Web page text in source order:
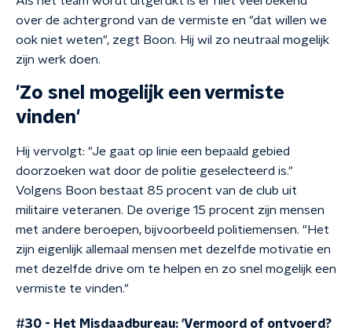
over de achtergrond van de vermiste en "dat willen we
ook niet weten", zegt Boon. Hij wil zo neutraal mogelijk
zijn werk doen.
'Zo snel mogelijk een vermiste
vinden'
Hij vervolgt: "Je gaat op linie een bepaald gebied
doorzoeken wat door de politie geselecteerd is."
Volgens Boon bestaat 85 procent van de club uit
militaire veteranen. De overige 15 procent zijn mensen
met andere beroepen, bijvoorbeeld politiemensen. "Het
zijn eigenlijk allemaal mensen met dezelfde motivatie en
met dezelfde drive om te helpen en zo snel mogelijk een
vermiste te vinden."
#30 - Het Misdaadbureau: 'Vermoord of ontvoerd?